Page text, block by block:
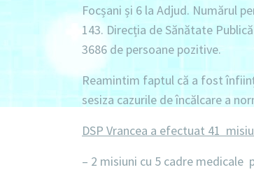
Focșani și 6 la Adjud. Numărul
143. Direcția de Sănătate
3686 de persoane pozitive.
Reamintim faptul că a fost
sesiza cazurile de încălcare a
DSP Vrancea a efectuat 41
– 2 misiuni cu 5 cadre medicale